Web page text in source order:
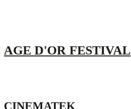
AGE D'OR FESTIVAL
CINEMATEK